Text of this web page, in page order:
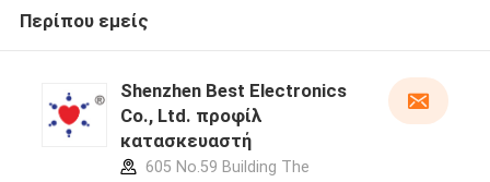
Περίπου εμείς
Shenzhen Best Electronics
Co., Ltd. προφίλ
κατασκευαστή
605 No.59 Building The